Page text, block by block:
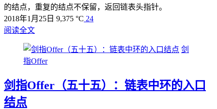
的结点，重复的结点不保留，返回链表头指针。
2018年1月25日 9,375 °C 24
阅读全文
剑
指Offer
剑指Offer（五十五）：链表中环的入口
结点